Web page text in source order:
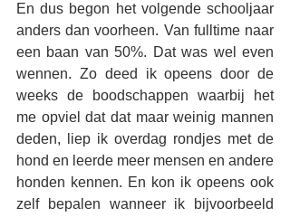
En dus begon het volgende schooljaar
anders dan voorheen. Van fulltime naar
een baan van 50%. Dat was wel even
wennen. Zo deed ik opeens door de
weeks de boodschappen waarbij het
me opviel dat dat maar weinig mannen
deden, liep ik overdag rondjes met de
hond en leerde meer mensen en andere
honden kennen. En kon ik opeens ook
zelf bepalen wanneer ik bijvoorbeeld